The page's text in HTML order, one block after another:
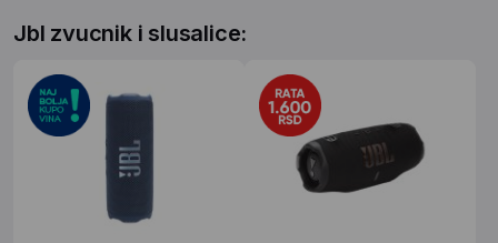
Jbl zvucnik i slusalice: